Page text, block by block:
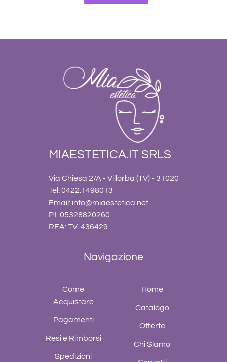
MIAESTETICA.IT SRLS
Via Chiesa 2/A - Villorba (TV) - 31020
Tel: 0422.1498013
Email: info@miaestetica.net
P.I. 05328820260
REA: TV-436429
Navigazione
Come
Acquistare
Pagamenti
Resi e Rimborsi
Spedizioni
Home
Catalogo
Offerte
Chi Siamo